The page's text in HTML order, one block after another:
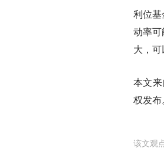
利位
动率
大，
本文
权发布。
该文观